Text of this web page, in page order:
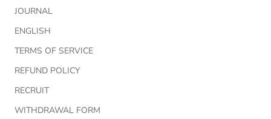
JOURNAL
ENGLISH
TERMS OF SERVICE
REFUND POLICY
RECRUIT
WITHDRAWAL FORM